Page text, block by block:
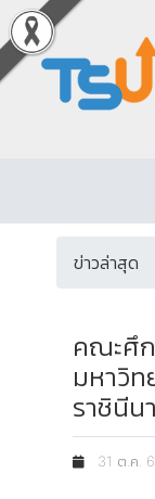
ข่าวล่าสุด
คณะศึ
มหาวิท
ราชินีน
31 ต.ค.